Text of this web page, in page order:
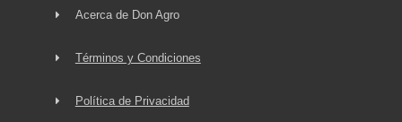
Acerca de Don Agro
Términos y Condiciones
Política de Privacidad